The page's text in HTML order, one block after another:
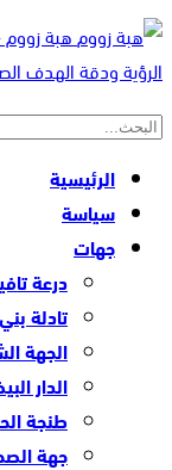
هبة
الرؤية ودقة الهدف
الرئيسية
سياسة
جهات
درعة
تادلة
الجهة
الدار
طنجة
جهة